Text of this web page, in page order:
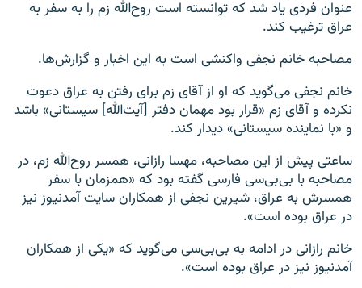
عنوان فردی یاد شد که توانسته است روح‌الله زم را به سفر به
عراق ترغیب کند.
مصاحبه خانم نجفی واکنشی است به این اخبار و گزارش‌ها.
خانم نجفی می‌گوید که او از آقای زم برای رفتن به عراق دعوت
نکرده و آقای زم «قرار بود مهمان دفتر [آیت‌الله] سیستانی» باشد
و «با نماینده سیستانی» دیدار کند.
ساعتی پیش از این مصاحبه، مهسا رازانی، همسر روح‌الله زم، در
مصاحبه با بی‌بی‌سی فارسی گفته بود که «همزمان با سفر
همسرش به عراق، شیرین نجفی از همکاران سایت آمدنیوز نیز
در عراق بوده است».
خانم رازانی در ادامه به بی‌بی‌سی می‌گوید که «یکی از همکاران
آمدنیوز نیز در عراق بوده است».